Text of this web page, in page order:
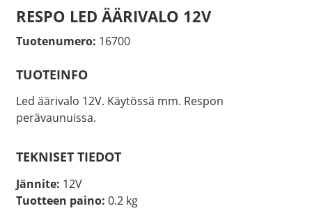
RESPO LED ÄÄRIVALO 12V
Tuotenumero: 16700
TUOTEINFO
Led äärivalo 12V. Käytössä mm. Respon
perävaunuissa.
TEKNISET TIEDOT
Jännite: 12V
Tuotteen paino: 0.2 kg